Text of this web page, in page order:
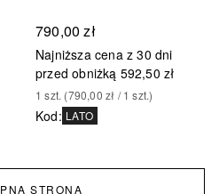
790,00 zł
Najniższa cena z 30 dni
przed obniżką 592,50 zł
1 szt. (790,00 zł / 1 szt.)
Kod: LATO
STRONA